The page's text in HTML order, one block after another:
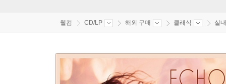
웰컴 CD/LP 해외 구매 클래식 실